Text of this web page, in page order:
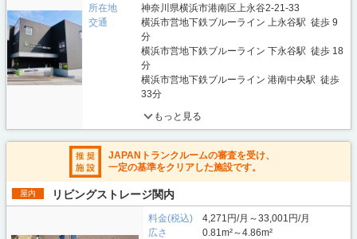
所在地
神奈川県横浜市港南区上永谷2-21-33
交通
横浜市営地下鉄ブルーライン 上永谷駅 徒歩 9
分
横浜市営地下鉄ブルーライン 下永谷駅 徒歩 18
分
横浜市営地下鉄ブルーライン 港南中央駅 徒歩
33分
もっと見る
JAPANトランクルームの審査を受け、
一定の基準をクリアした施設です。
屋内 リビングストレージ関内
料金(税込)
4,271円/月～33,001円/月
広さ
0.81m²～4.86m²